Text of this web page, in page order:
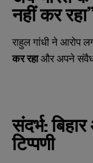
नहींकररहा
राहुल गांधी ने आरोप
कररहाऔर अपने
संदर्भ:बिहार
टिप्पणी